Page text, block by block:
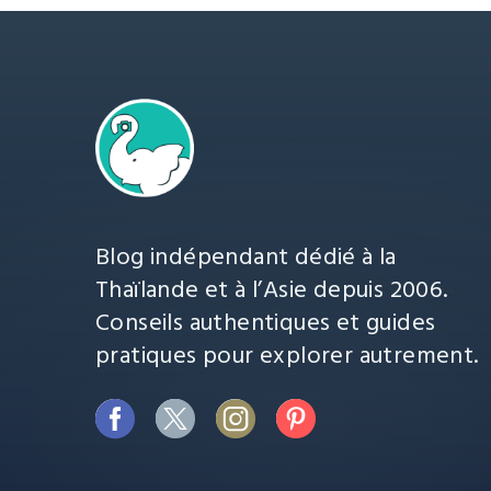
Blog indépendant dédié à la
Thaïlande et à l’Asie depuis 2006.
Conseils authentiques et guides
pratiques pour explorer autrement.